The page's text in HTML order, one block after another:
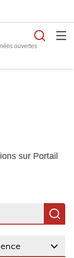
ouvertes
sur Portail